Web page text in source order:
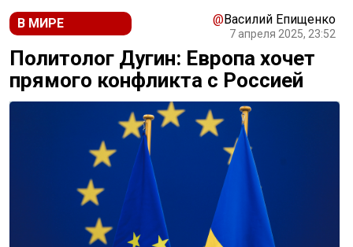
В МИРЕ @Василий Епищенко
7 апреля 2025, 23:52
Политолог Дугин: Европа хочет
прямого конфликта с Россией